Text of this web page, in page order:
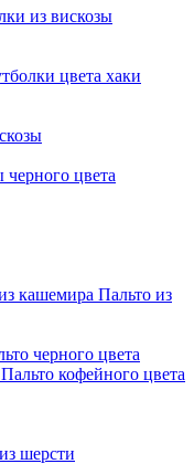
из вискозы
цвета хаки
цвета
кашемира Пальто из
черного цвета
Пальто кофейного цвета
шерсти